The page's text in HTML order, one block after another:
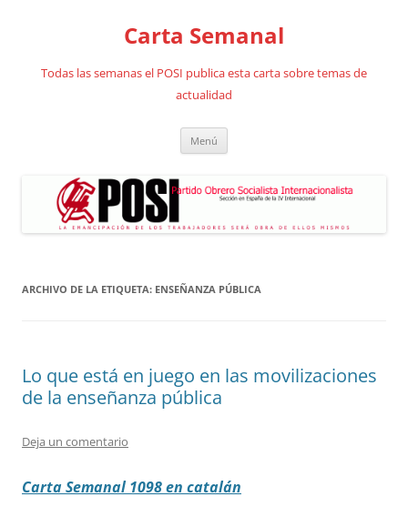
Carta Semanal
Todas las semanas el POSI publica esta carta sobre temas de
actualidad
Menú
ARCHIVO DE LA ETIQUETA: ENSEÑANZA PÚBLICA
Lo que está en juego en las movilizaciones
de la enseñanza pública
Deja un comentario
Carta Semanal 1098 en catalán